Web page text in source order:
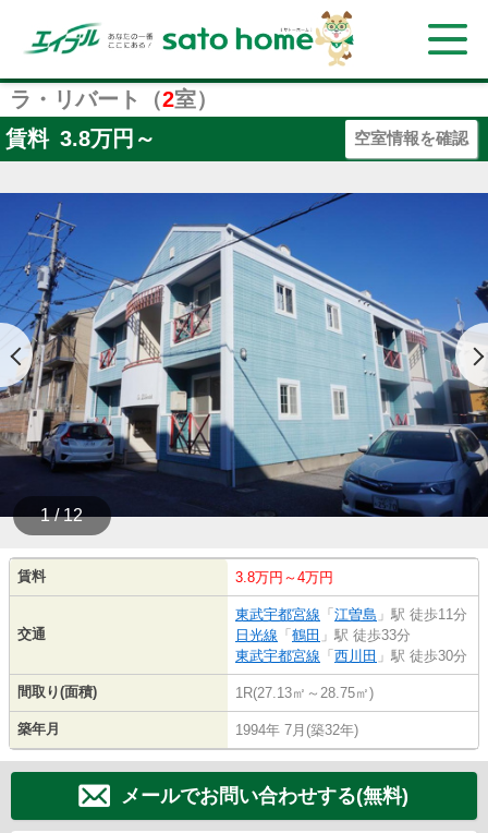
ラ・リバート（2室）
賃料 3.8万円～ 空室情報を確認
1 / 12
賃料 3.8万円～4万円
交通
東武宇都宮線 「 江曽島 」駅 徒歩11分
日光線 「 鶴田 」駅 徒歩33分
東武宇都宮線 「 西川田 」駅 徒歩30分
間取り(面積) 1R(27.13㎡～28.75㎡)
築年月 1994年 7月(築32年)
メールでお問い合わせする(無料)